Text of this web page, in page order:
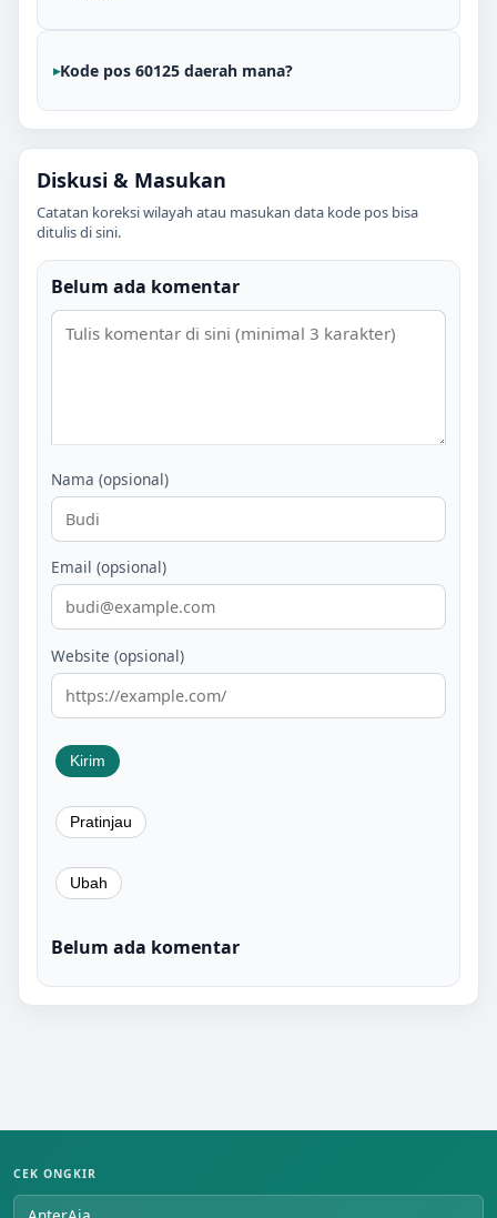
Kode pos 60125 daerah mana?
Diskusi & Masukan
Catatan koreksi wilayah atau masukan data kode pos bisa
ditulis di sini.
Belum ada komentar
Nama (opsional)
Email (opsional)
Website (opsional)
Belum ada komentar
CEK ONGKIR